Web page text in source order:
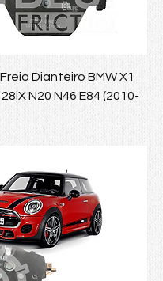
Dianteiro BMW X1
N20 N46 E84 (2010-